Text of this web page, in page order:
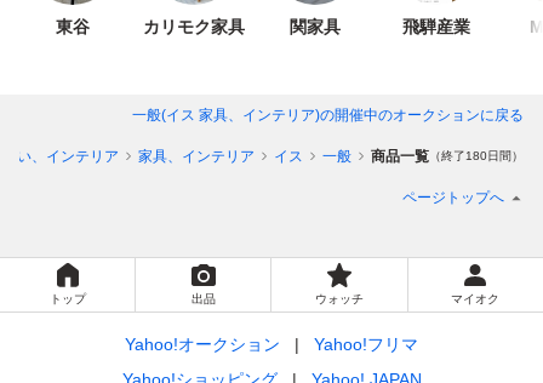
東谷 カリモク家具 関家具 飛騨産業
一般(イス 家具、インテリア)の開催中のオークションに戻る
い、インテリア 家具、インテリア イス 一般 商品一覧 （終了180日間）
ページトップへ
トップ 出品 ウォッチ マイオク
Yahoo!オークション
Yahoo!フリマ
Yahoo!ショッピング
Yahoo! JAPAN